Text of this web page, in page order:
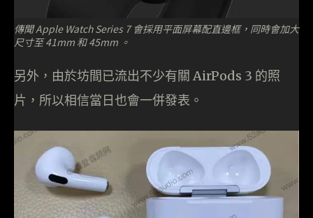
傳聞 Apple Watch Series 7 會採用平面屏幕配直邊框，同時會加大
尺寸至 41mm 和 45mm 。
另外，由於坊間已流出不少有關 AirPods 3 的照
片，所以相信當日也會一併發表。